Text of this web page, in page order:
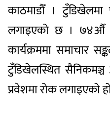
काठमाडौँ । टुँडिखेलमा
लगाइएको छ । ७४औँ
कार्यक्रममा समाचार
टुँडिखेलस्थित सैनिकमञ्च
प्रवेशमा रोक लगाइएको